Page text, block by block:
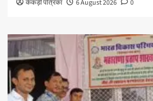
केकड़ी पत्रिका 6 August 2026 0